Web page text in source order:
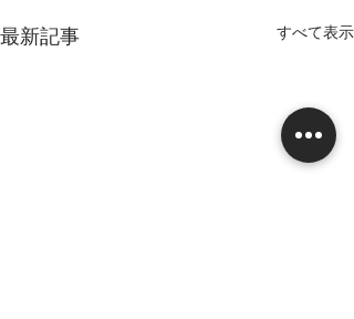
最新記事 すべて表示